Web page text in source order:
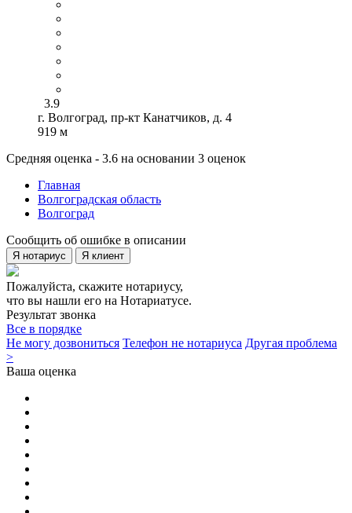
3.9
г. Волгоград, пр-кт Канатчиков, д. 4
919 м
Средняя оценка - 3.6 на основании 3 оценок
Главная
Волгоградская область
Волгоград
Сообщить об ошибке в описании
Я нотариус Я клиент
Пожалуйста, скажите нотариусу,
что вы нашли его на Нотариатусе.
Результат звонка
Все в порядке
Не могу дозвониться Телефон не нотариуса Другая проблема
>
Ваша оценка